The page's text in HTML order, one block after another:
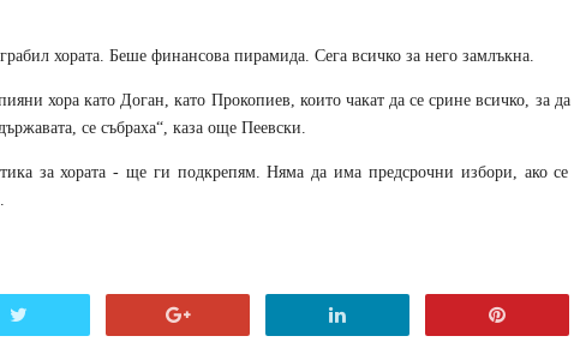
хората. Беше финансова пирамида. Сега всичко за него замлъкна.
хора като Доган, като Прокопиев, които чакат да се срине всичко, за
се събраха“ , каза още Пеевски.
за хората - ще ги подкрепям. Няма да има предсрочни избори, ако се